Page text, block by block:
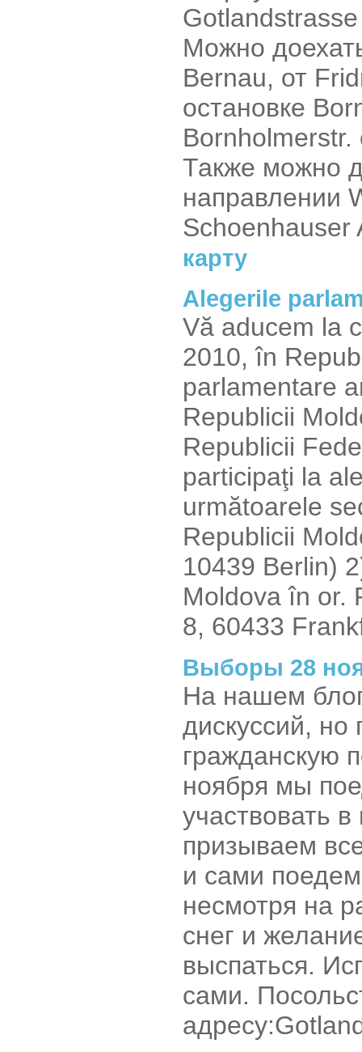
Можно
Bernau, от
остановке
Bornholmerstr.
Также можно
направлении
Schoenhauser
карту
Alegerile
Vă aducem la
2010, în
parlamentare
Republicii
Republicii
participaţi la
următoarele
Republicii
10439 Berlin)
Moldova în or.
8, 60433
Выборы 28
На нашем
дискуссий,
гражданскую
ноября мы
участвовать
призываем
и сами
несмотря на
снег и
выспаться.
сами.